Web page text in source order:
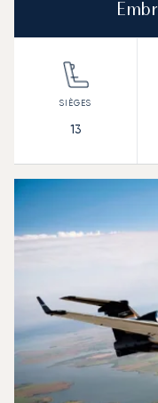
13